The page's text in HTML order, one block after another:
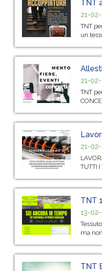
TNT
21-
TNT
un
21-
TNT
21-
TUTTI I
TNT
13-
ma non
TNT